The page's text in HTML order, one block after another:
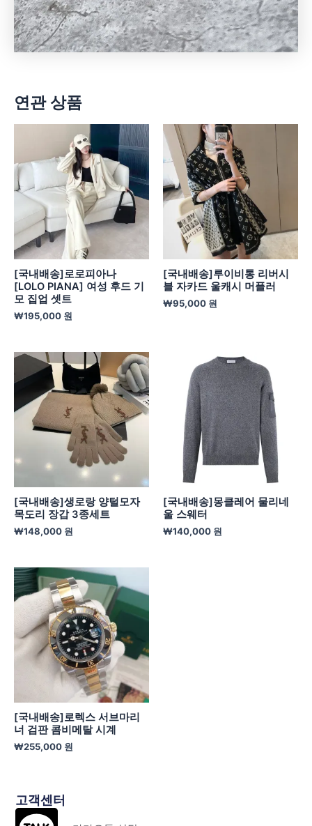
연관 상품
[국내배송]로로피아나
[LOLO PIANA] 여성 후드 기
모 집업 셋트
₩195,000 원
[국내배송]루이비통 리버시
블 자카드 울캐시 머플러
₩95,000 원
[국내배송]생로랑 양털모자
목도리 장갑 3종세트
₩148,000 원
[국내배송]몽클레어 물리네
울 스웨터
₩140,000 원
[국내배송]로렉스 서브마리
너 검판 콤비메탈 시계
₩255,000 원
고객센터